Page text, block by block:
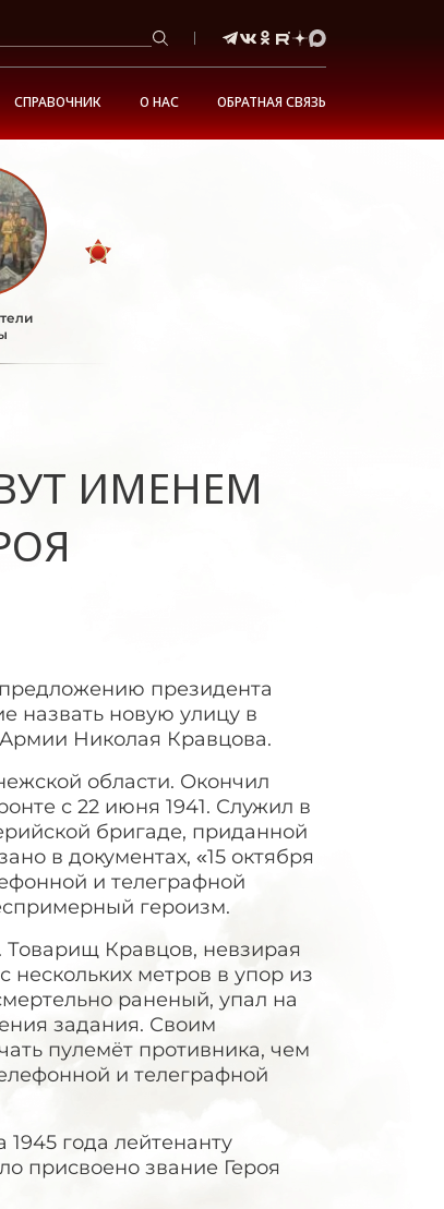
СПРАВОЧНИК О НАС ОБРАТНАЯ СВЯЗЬ
ИМЕНЕМ
президента
назвать новую улицу в
Николая Кравцова.
области. Окончил
с 22 июня 1941. Служил в
бригаде, приданной
в документах, «15 октября
и телеграфной
героизм.
Кравцов, невзирая
нескольких метров в упор из
раненый, упал на
задания. Своим
пулемёт противника, чем
и телеграфной
года лейтенанту
присвоено звание Героя